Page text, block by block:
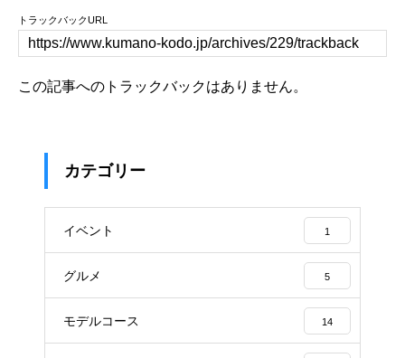
トラックバックURL
この記事へのトラックバックはありません。
カテゴリー
イベント 1
グルメ 5
モデルコース 14